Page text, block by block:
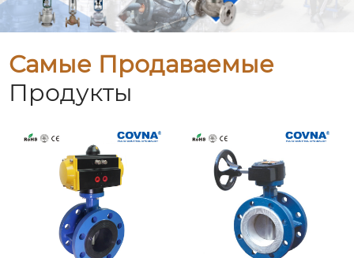
Самые Продаваемые
Продукты